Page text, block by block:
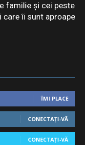
familie și cei peste
îi sunt aproape
ÎMI PLACE
CONECTAȚI-VĂ
CONECTAȚI-VĂ